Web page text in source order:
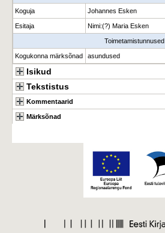
Koguja Johannes Esken
Esitaja Nimi:(?) Maria Esken
Toimetamistunnused
Kogukonna märksõnad asundused
Isikud
Tekstistus
Kommentaarid
Märksõnad